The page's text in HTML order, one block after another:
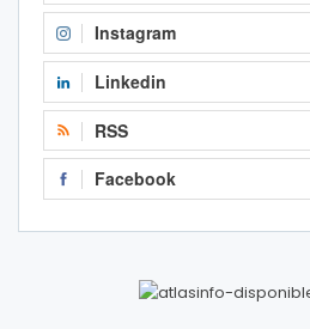
Instagram
Linkedin
RSS
Facebook